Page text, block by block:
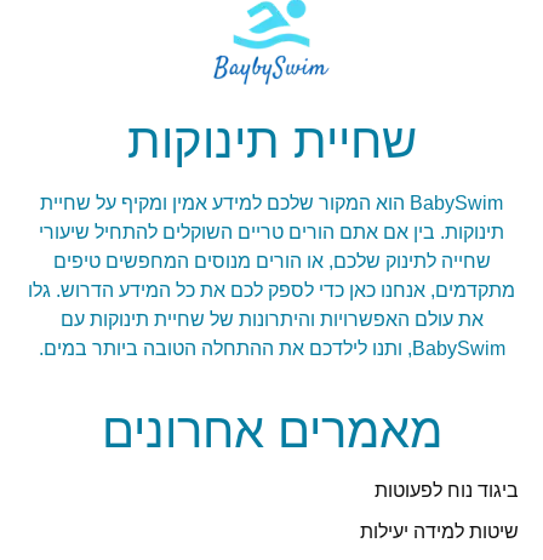
שחיית תינוקות
BabySwim הוא המקור שלכם למידע אמין ומקיף על שחיית
תינוקות. בין אם אתם הורים טריים השוקלים להתחיל שיעורי
שחייה לתינוק שלכם, או הורים מנוסים המחפשים טיפים
מתקדמים, אנחנו כאן כדי לספק לכם את כל המידע הדרוש. גלו
את עולם האפשרויות והיתרונות של שחיית תינוקות עם
BabySwim, ותנו לילדכם את ההתחלה הטובה ביותר במים.
מאמרים אחרונים
ביגוד נוח לפעוטות
שיטות למידה יעילות